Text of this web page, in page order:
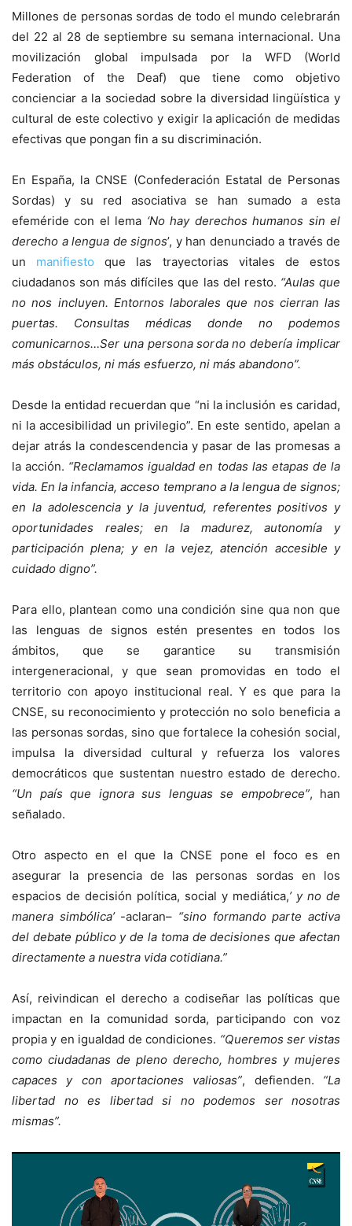
Millones de personas sordas de todo el mundo celebrarán
del 22 al 28 de septiembre su semana internacional. Una
movilización global impulsada por la WFD (World
Federation of the Deaf) que tiene como objetivo
concienciar a la sociedad sobre la diversidad lingüística y
cultural de este colectivo y exigir la aplicación de medidas
efectivas que pongan fin a su discriminación.
En España, la CNSE (Confederación Estatal de Personas
Sordas) y su red asociativa se han sumado a esta
efeméride con el lema ‘No hay derechos humanos sin el
derecho a lengua de signos’, y han denunciado a través de
un manifiesto que las trayectorias vitales de estos
ciudadanos son más difíciles que las del resto. “Aulas que
no nos incluyen. Entornos laborales que nos cierran las
puertas. Consultas médicas donde no podemos
comunicarnos…Ser una persona sorda no debería implicar
más obstáculos, ni más esfuerzo, ni más abandono”.
Desde la entidad recuerdan que “ni la inclusión es caridad,
ni la accesibilidad un privilegio”. En este sentido, apelan a
dejar atrás la condescendencia y pasar de las promesas a
la acción. “Reclamamos igualdad en todas las etapas de la
vida. En la infancia, acceso temprano a la lengua de signos;
en la adolescencia y la juventud, referentes positivos y
oportunidades reales; en la madurez, autonomía y
participación plena; y en la vejez, atención accesible y
cuidado digno”.
Para ello, plantean como una condición sine qua non que
las lenguas de signos estén presentes en todos los
ámbitos, que se garantice su transmisión
intergeneracional, y que sean promovidas en todo el
territorio con apoyo institucional real. Y es que para la
CNSE, su reconocimiento y protección no solo beneficia a
las personas sordas, sino que fortalece la cohesión social,
impulsa la diversidad cultural y refuerza los valores
democráticos que sustentan nuestro estado de derecho.
“Un país que ignora sus lenguas se empobrece”, han
señalado.
Otro aspecto en el que la CNSE pone el foco es en
asegurar la presencia de las personas sordas en los
espacios de decisión política, social y mediática,’ y no de
manera simbólica’ -aclaran– “sino formando parte activa
del debate público y de la toma de decisiones que afectan
directamente a nuestra vida cotidiana.”
Así, reivindican el derecho a codiseñar las políticas que
impactan en la comunidad sorda, participando con voz
propia y en igualdad de condiciones. “Queremos ser vistas
como ciudadanas de pleno derecho, hombres y mujeres
capaces y con aportaciones valiosas”, defienden. “La
libertad no es libertad si no podemos ser nosotras
mismas”.